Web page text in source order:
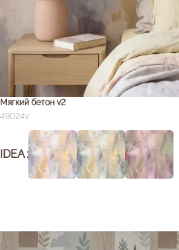
Мягкий бетон v2
49024v
IDEA